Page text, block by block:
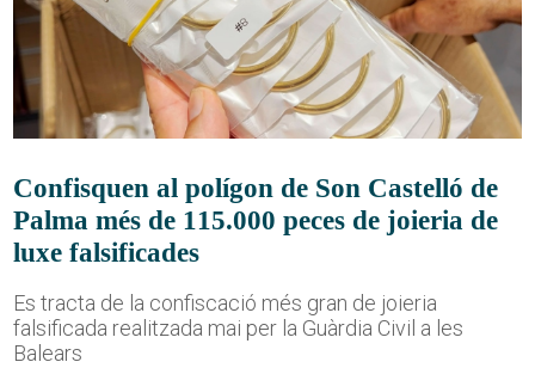
Confisquen al polígon de Son Castelló de
Palma més de 115.000 peces de joieria de
luxe falsificades
Es tracta de la confiscació més gran de joieria
falsificada realitzada mai per la Guàrdia Civil a les
Balears